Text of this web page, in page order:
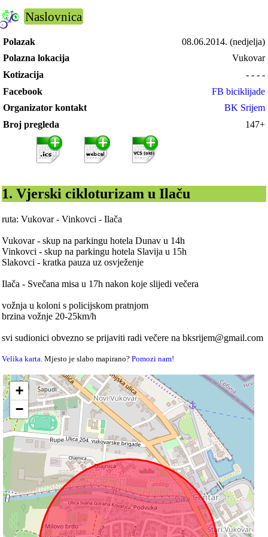
Naslovnica
Polazak 08.06.2014. (nedjelja)
Polazna lokacija
Vukovar
Kotizacija
- - - -
Facebook
FB biciklijade
Organizator kontakt
BK Srijem
Broj pregleda
147+
1. Vjerski cikloturizam u Ilaču
ruta: Vukovar - Vinkovci - Ilača
Vukovar - skup na parkingu hotela Dunav u 14h
Vinkovci - skup na parkingu hotela Slavija u 15h
Slakovci - kratka pauza uz osvježenje
Ilača - Svečana misa u 17h nakon koje slijedi večera
vožnja u koloni s policijskom pratnjom
brzina vožnje 20-25km/h
svi sudionici obvezno se prijaviti radi večere na bksrijem@gmail.com
Velika karta . Mjesto je slabo mapirano?Pomozi nam!
+
−